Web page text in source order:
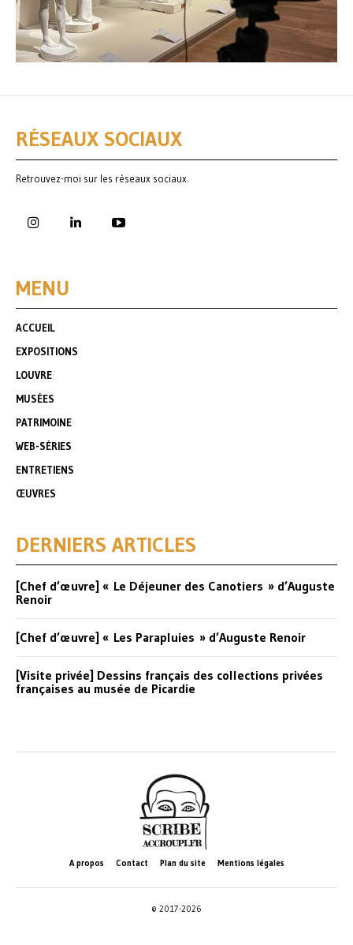
RÉSEAUX SOCIAUX
Retrouvez-moi sur les réseaux sociaux.
MENU
ACCUEIL
EXPOSITIONS
LOUVRE
MUSÉES
PATRIMOINE
WEB-SÉRIES
ENTRETIENS
ŒUVRES
DERNIERS ARTICLES
[Chef d’œuvre] « Le Déjeuner des Canotiers » d’Auguste
Renoir
[Chef d’œuvre] « Les Parapluies » d’Auguste Renoir
[Visite privée] Dessins français des collections privées
françaises au musée de Picardie
A propos Contact Plan du site Mentions légales
© 2017-2026